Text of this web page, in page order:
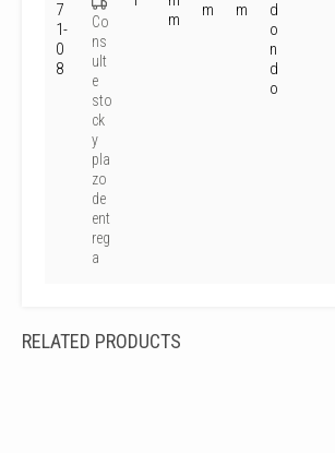
7
1-
0
8
Co
ns
ult
e
sto
ck
y
pla
zo
de
ent
reg
a
m
m
m
d
o
n
d
o
RELATED PRODUCTS